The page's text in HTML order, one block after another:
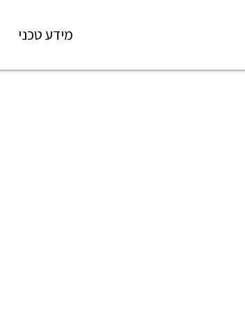
מידע טכני